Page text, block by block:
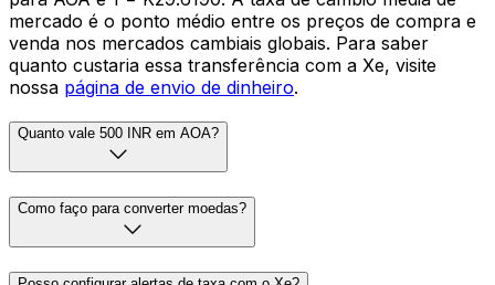
mercado é o ponto médio entre os preços de compra e
venda nos mercados cambiais globais. Para saber
quanto custaria essa transferência com a Xe, visite
nossa página de envio de dinheiro.
Quanto vale 500 INR em AOA?
Como faço para converter moedas?